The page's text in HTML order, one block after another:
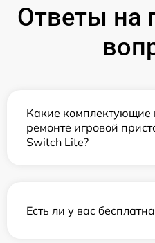
Ответы на
Какие комплектующие
ремонте игровой
Switch Lite?
Есть ли у вас